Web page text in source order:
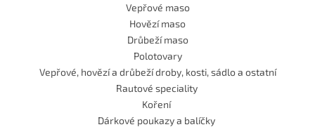
Vepřové maso
Hovězí maso
Drůbeží maso
Polotovary
Vepřové, hovězí a drůbeží droby, kosti, sádlo a ostatní
Rautové speciality
Koření
Dárkové poukazy a balíčky